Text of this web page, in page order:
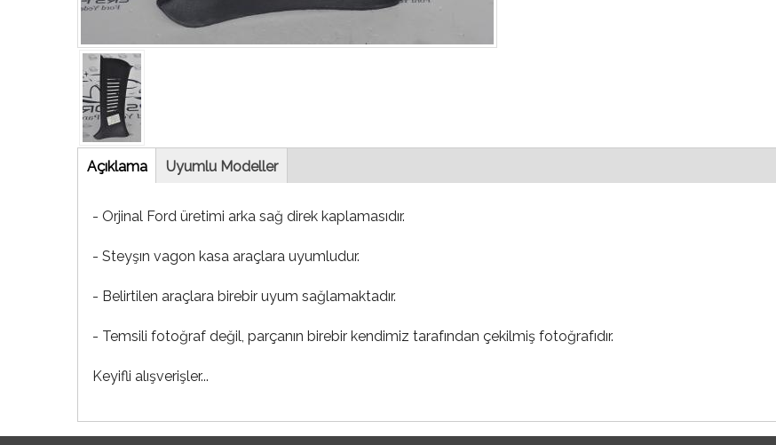
Tab
Açıklama(etkin
sekme)
Uyumlu Modeller
- Orjinal Ford üretimi arka sağ direk kaplamasıdır.
- Steyşın vagon kasa araçlara uyumludur.
- Belirtilen araçlara birebir uyum sağlamaktadır.
- Temsili fotoğraf değil, parçanın birebir kendimiz tarafından çekilmiş fotoğrafıdır.
Keyifli alışverişler...